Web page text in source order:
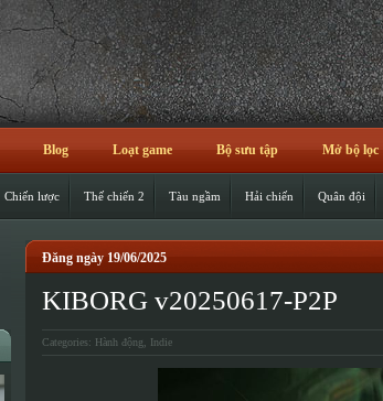
Blog Loạt game Bộ sưu tập Mở bộ lọc
Chiến lược Thế chiến 2 Tàu ngầm Hải chiến Quân đội
Đăng ngày 19/06/2025
KIBORG v20250617-P2P
Categories: Hành động Indie